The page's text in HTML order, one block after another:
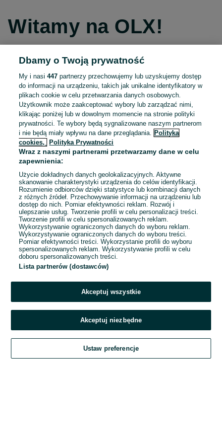
Witamy na OLX!
Kontynuuj przez Facebooka
Kontynuuj przez konto Apple
Kontynuuj przez konto Google
LUB
E-mail
Hasło
Zaloguj się
Kontynuując za pośrednictwem jednego z dostawców wskazanych powyżej,
OLX.pl w jego aktualnym brzmieniu.
Dbamy o Twoją prywatność
My i nasi447 partnerzy przechowujemy lub uzyskujemy dostęp
do informacji na urządzeniu, takich jak unikalne identyfikatory w
plikach cookie w celu przetwarzania danych osobowych.
Użytkownik może zaakceptować wybory lub zarządzać nimi,
klikając poniżej lub w dowolnym momencie na stronie polityki
prywatności. Te wybory będą sygnalizowane naszym partnerom
i nie będą miały wpływu na dane przeglądania.
Polityka
cookies,
Polityka Prywatności
Wraz z naszymi partnerami przetwarzamy dane w celu
zapewnienia:
Użycie dokładnych danych geolokalizacyjnych. Aktywne
skanowanie charakterystyki urządzenia do celów identyfikacji.
Rozumienie odbiorców dzięki statystyce lub kombinacji danych
z różnych źródeł. Przechowywanie informacji na urządzeniu lub
dostęp do nich. Pomiar efektywności reklam. Rozwój i
ulepszanie usług. Tworzenie profili w celu personalizacji treści.
Tworzenie profili w celu spersonalizowanych reklam.
Wykorzystywanie ograniczonych danych do wyboru reklam.
Wykorzystywanie ograniczonych danych do wyboru treści.
Pomiar efektywności treści. Wykorzystanie profili do wyboru
spersonalizowanych reklam. Wykorzystywanie profili w celu
doboru spersonalizowanych treści.
Lista partnerów (dostawców)
Akceptuj wszystkie
Akceptuj niezbędne
Ustaw preferencje